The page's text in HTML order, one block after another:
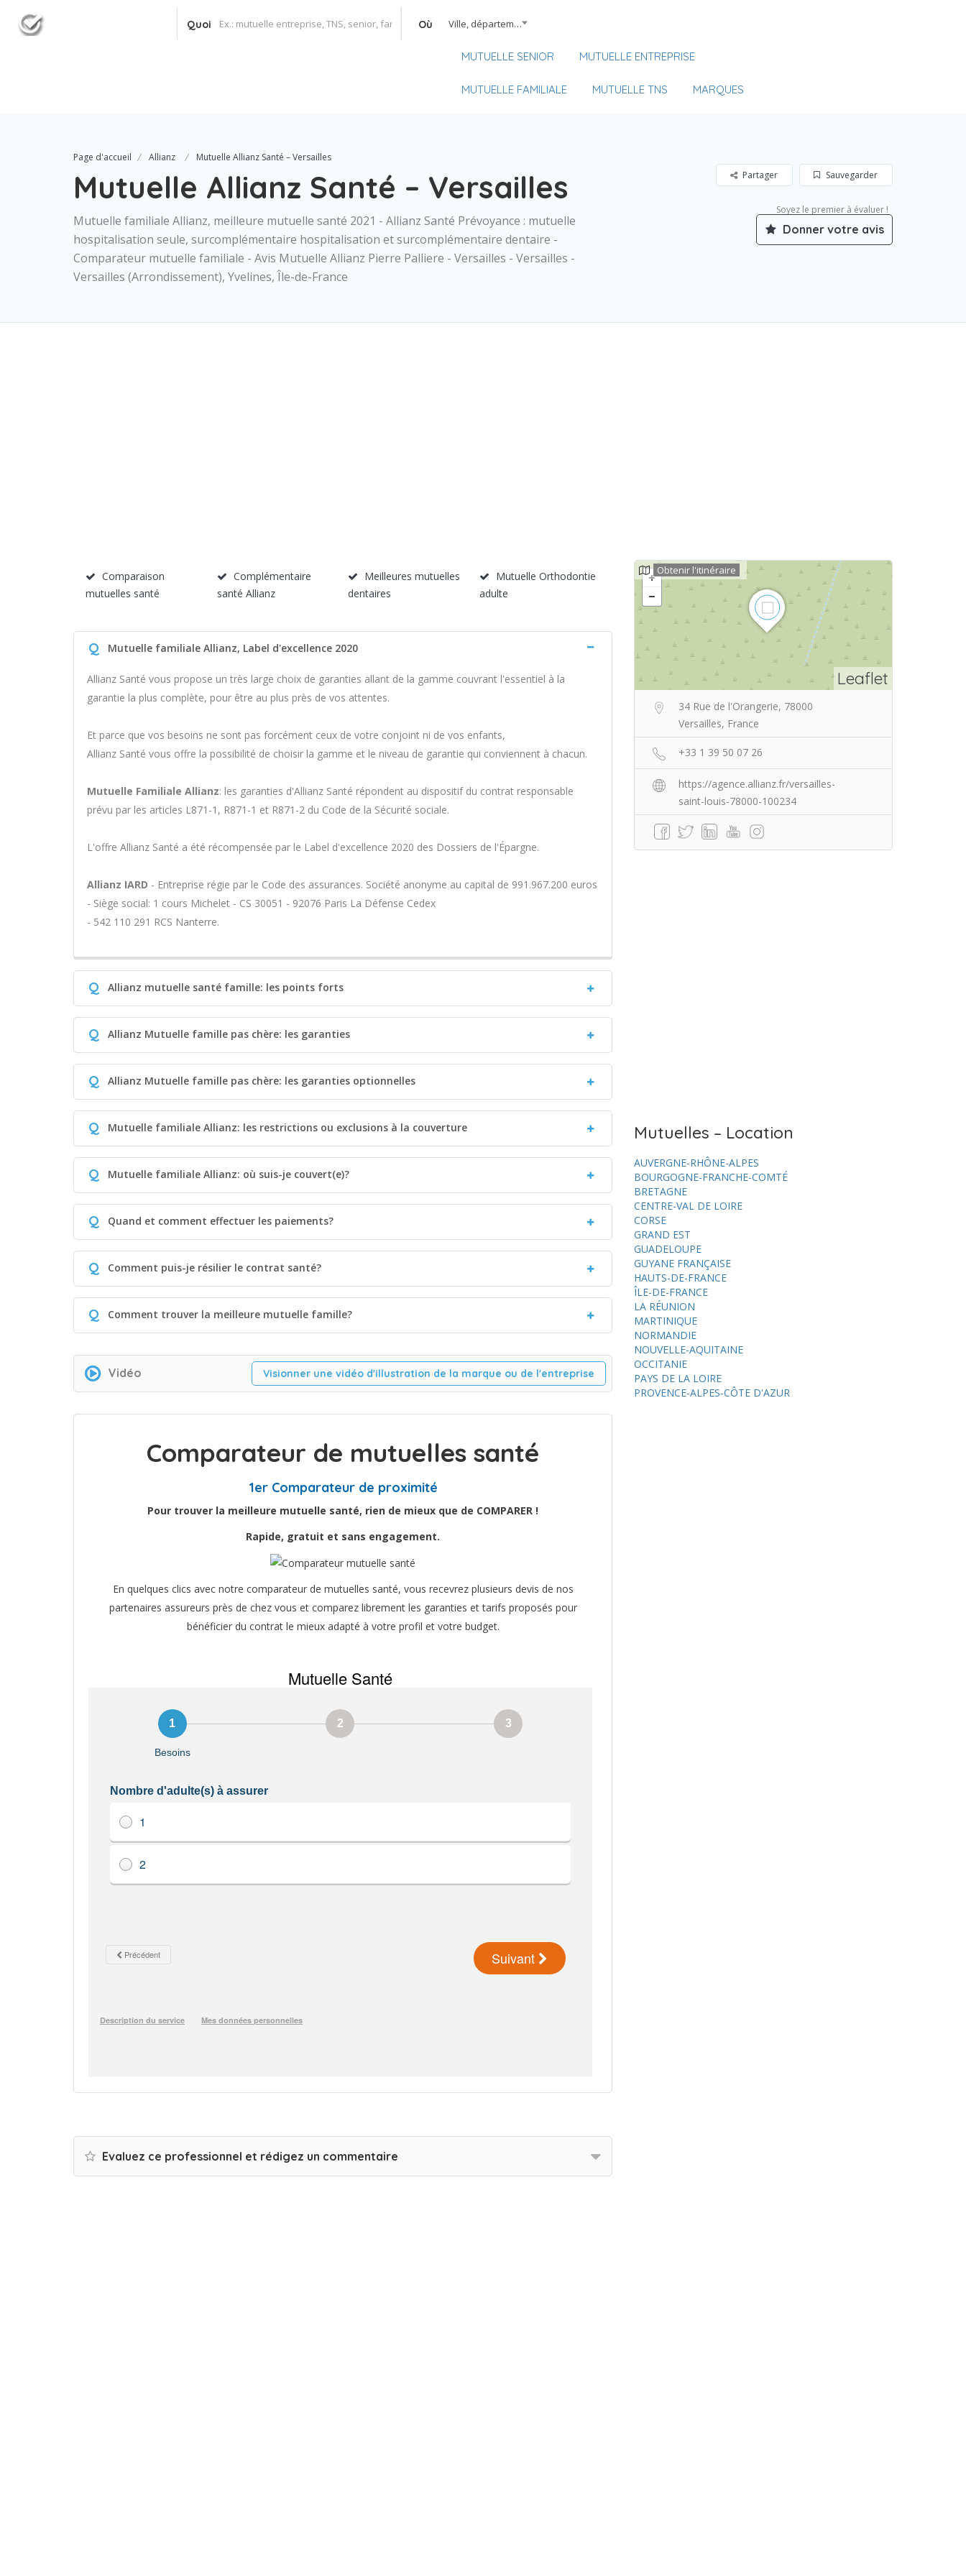
Quoi Où Ville, département, région
MUTUELLE SENIOR MUTUELLE ENTREPRISE
MUTUELLE FAMILIALE MUTUELLE TNS MARQUES
Page d'accueil Allianz Mutuelle Allianz Santé – Versailles
Mutuelle Allianz Santé – Versailles
Mutuelle familiale Allianz, meilleure mutuelle santé 2021 - Allianz Santé Prévoyance : mutuelle
hospitalisation seule, surcomplémentaire hospitalisation et surcomplémentaire dentaire -
Comparateur mutuelle familiale - Avis Mutuelle Allianz Pierre Palliere - Versailles - Versailles -
Versailles (Arrondissement), Yvelines, Île-de-France
Sauvegarder
Partager
Soyez le premier à évaluer !
Donner votre avis
Comparaison
mutuelles santé
Complémentaire
santé Allianz
Meilleures mutuelles
dentaires
Mutuelle Orthodontie
adulte
Q Mutuelle familiale Allianz, Label d'excellence 2020
Allianz Santé vous propose un très large choix de garanties allant de la gamme couvrant l'essentiel à la
garantie la plus complète, pour être au plus près de vos attentes.
Et parce que vos besoins ne sont pas forcément ceux de votre conjoint ni de vos enfants,
Allianz Santé vous offre la possibilité de choisir la gamme et le niveau de garantie qui conviennent à chacun.
Mutuelle Familiale Allianz: les garanties d'Allianz Santé répondent au dispositif du contrat responsable
prévu par les articles L871-1, R871-1 et R871-2 du Code de la Sécurité sociale.
L'offre Allianz Santé a été récompensée par le Label d'excellence 2020 des Dossiers de l'Épargne.
Allianz IARD - Entreprise régie par le Code des assurances. Société anonyme au capital de 991.967.200 euros
- Siège social: 1 cours Michelet - CS 30051 - 92076 Paris La Défense Cedex
- 542 110 291 RCS Nanterre.
Q Allianz mutuelle santé famille: les points forts
Q Allianz Mutuelle famille pas chère: les garanties
Q Allianz Mutuelle famille pas chère: les garanties optionnelles
Q Mutuelle familiale Allianz: les restrictions ou exclusions à la couverture
Q Mutuelle familiale Allianz: où suis-je couvert(e)?
Q Quand et comment effectuer les paiements?
Q Comment puis-je résilier le contrat santé?
Q Comment trouver la meilleure mutuelle famille?
Vidéo Visionner une vidéo d'illustration de la marque ou de l'entreprise
Comparateur de mutuelles santé
1er Comparateur de proximité
Pour trouver la meilleure mutuelle santé, rien de mieux que de COMPARER !
Rapide, gratuit et sans engagement.
En quelques clics avec notre comparateur de mutuelles santé, vous recevrez plusieurs devis de nos
partenaires assureurs près de chez vous et comparez librement les garanties et tarifs proposés pour
bénéficier du contrat le mieux adapté à votre profil et votre budget.
Evaluez ce professionnel et rédigez un commentaire
Leaflet
Obtenir l'itinéraire
34 Rue de l'Orangerie, 78000
Versailles, France
+33 1 39 50 07 26
https://agence.allianz.fr/versailles-
saint-louis-78000-100234
Mutuelles – Location
AUVERGNE-RHÔNE-ALPES
BOURGOGNE-FRANCHE-COMTÉ
BRETAGNE
CENTRE-VAL DE LOIRE
CORSE
GRAND EST
GUADELOUPE
GUYANE FRANÇAISE
HAUTS-DE-FRANCE
ÎLE-DE-FRANCE
LA RÉUNION
MARTINIQUE
NORMANDIE
NOUVELLE-AQUITAINE
OCCITANIE
PAYS DE LA LOIRE
PROVENCE-ALPES-CÔTE D'AZUR